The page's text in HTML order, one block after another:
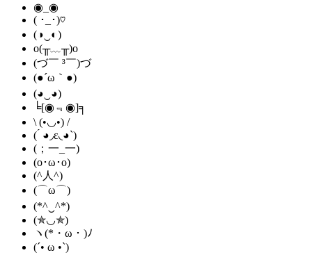
◉_◉
( ･_･)♡
(◑‿◐)
o(╥﹏╥)o
(づ￣ ³￣)づ
(●´ω｀●)
(◕‿◕)
╘[◉﹃◉]╕
\ (•◡•) /
( ́ ◕◞ε◟◕`)
(；一_一)
(o･ω･o)
(^人^)
(⌒ω⌒)
(*^‿^*)
(✯◡✯)
ヽ(*・ω・)ﾉ
(´• ω •`)